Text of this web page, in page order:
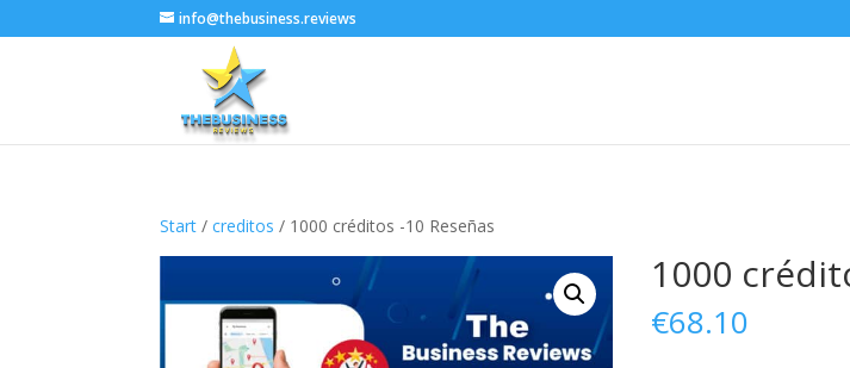
info@thebusiness.reviews
Start /creditos / 1000 créditos -10 Reseñas
1000
€68.10